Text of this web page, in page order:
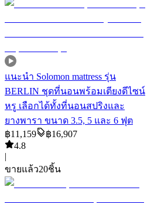
แนะนำ Solomon mattress รุ่น
BERLIN ชุดที่นอนพร้อมเตียงดีไซน์
หรู เลือกได้ทั้งที่นอนสปริงและ
ยางพารา ขนาด 3.5, 5 และ 6 ฟุต
฿11,159 ฿16,907
4.8
|
ขายแล้ว20ชิ้น